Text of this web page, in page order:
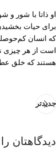
او ذاتا با شور و
برای حیات
که انسان
است از هر چیزی
هستند که خلق
جدیدتر
دیدگاهتان